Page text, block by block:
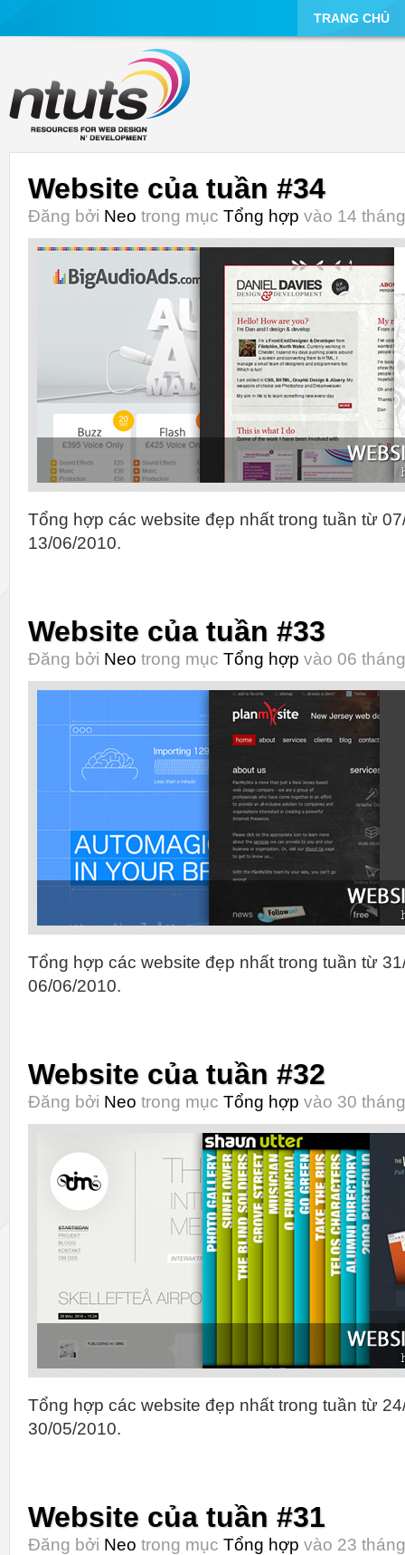
TRANG CHỦ
Website của tuần #34
Đăng bởi Neo trong mục Tổng hợp vào 14
Tổng hợp các website đẹp nhất trong tuần từ
13/06/2010.
Website của tuần #33
Đăng bởi Neo trong mục Tổng hợp vào 06
Tổng hợp các website đẹp nhất trong tuần từ
06/06/2010.
Website của tuần #32
Đăng bởi Neo trong mục Tổng hợp vào 30
Tổng hợp các website đẹp nhất trong tuần từ
30/05/2010.
Website của tuần #31
Đăng bởi Neo trong mục Tổng hợp vào 23